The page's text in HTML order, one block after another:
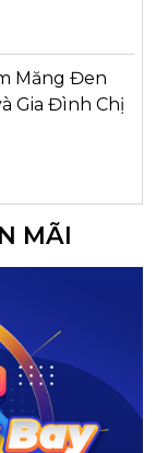
Măng Đen
Gia Đình Chị
MÃI